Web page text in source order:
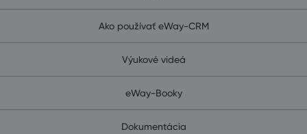
Ako používať eWay-CRM
Výukové videá
eWay-Booky
Dokumentácia